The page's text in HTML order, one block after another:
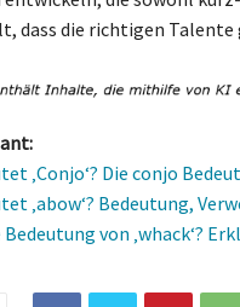
dass die richtigen
‚Conjo‘? Die conjo
‚abow‘? Bedeutung,
von ‚whack‘?